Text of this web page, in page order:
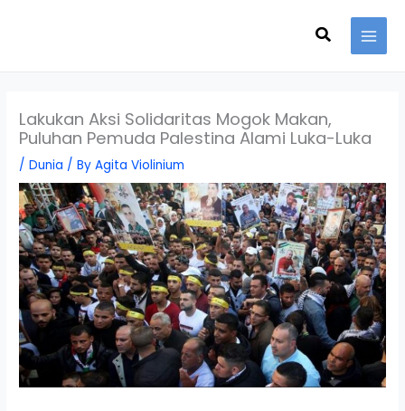
Search
Lakukan Aksi Solidaritas Mogok Makan,
Puluhan Pemuda Palestina Alami Luka-Luka
/Dunia / ByAgita Violinium